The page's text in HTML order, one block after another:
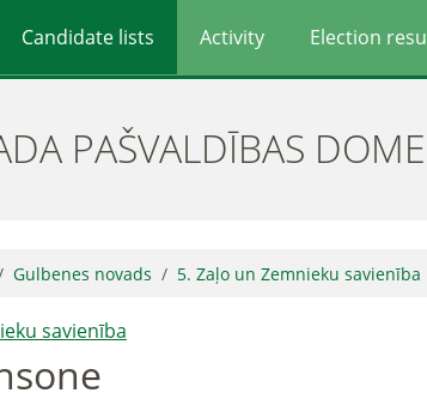
Candidate lists Activity Election
PAŠVALDĪBAS
Gulbenes novads 5. Zaļo un Zemnieku savienība
savienība